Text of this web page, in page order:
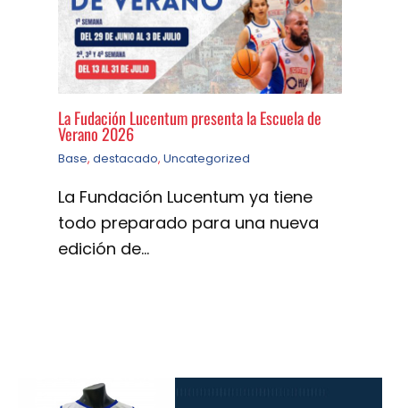
La Fudación Lucentum presenta la Escuela de
Verano 2026
Base, destacado, Uncategorized
La Fundación Lucentum ya tiene
todo preparado para una nueva
edición de…